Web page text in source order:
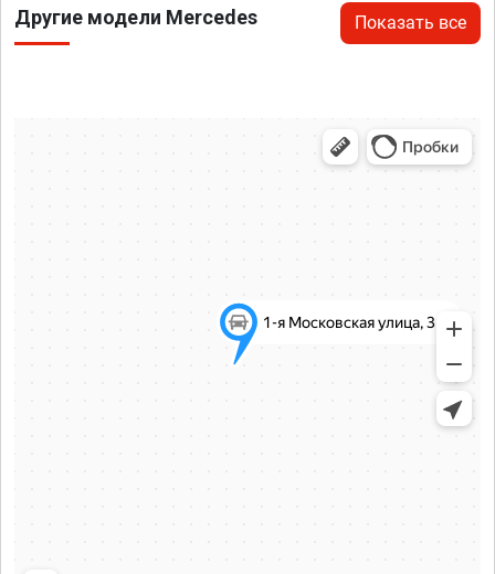
Другие модели Mercedes Показать все